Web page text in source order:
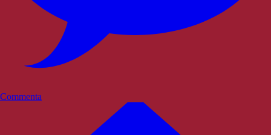
Commenta